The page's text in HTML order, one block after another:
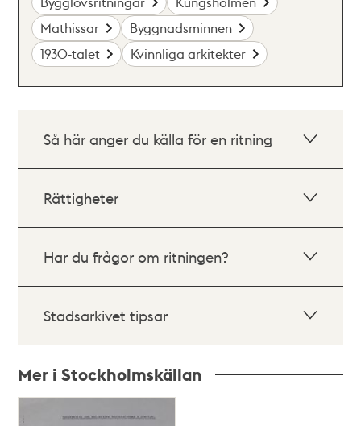
Mathissar
Byggnadsminnen
1930-talet
Kvinnliga arkitekter
Så här anger du källa för en ritning
Rättigheter
Har du frågor om ritningen?
Stadsarkivet tipsar
Mer i Stockholmskällan